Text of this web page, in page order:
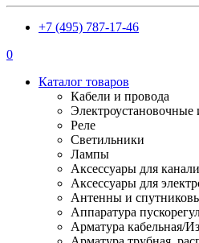
+7 (495) 787-17-46
0
Каталог товаров
Кабели и провода
Электроустановочные
Реле
Светильники
Лампы
Аксессуары для
Аксессуары для
Антенны и
Аппаратура
Арматура кабельная/